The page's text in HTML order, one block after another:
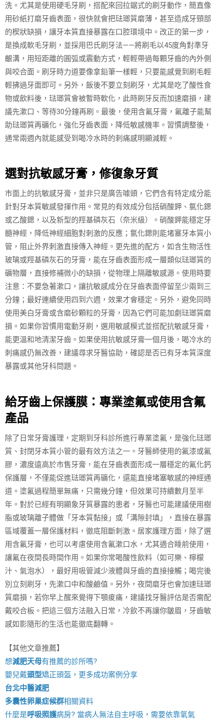
洗。尤其是使用硬毛牙刷，搭配來回拉鋸式的刷牙動作，簡直像
用砂紙打磨牙齒表面，很快就會把琺瑯質磨薄，甚至造成牙頸部
的楔狀缺損，讓牙本質直接暴露在口腔環境中。改正的第一步，
是換成軟毛牙刷，並採用巴氏刷牙法——將刷毛以45度角對準牙
齦溝，用短距離的圓弧或震動方式，輕輕帶過每顆牙齒的內外側
與咬合面。刷牙時力道要像拿鉛筆一樣輕，只要能感覺到刷毛輕
輕拂過牙面即可。另外，飯後不要立刻刷牙，尤其是吃了酸性食
物或飲料後，琺瑯質會被暫時軟化，此時刷牙反而加速磨損，建
議先漱口、等待30分鐘再刷。最後，使用含氟牙膏，氟離子能幫
助琺瑯質再礦化，強化牙齒表面，降低敏感機率。習慣調整後，
通常兩週內就能感受到喝冷水時的刺痛感明顯減輕。
選對抗敏感牙膏，修復象牙質
市面上的抗敏感牙膏，並非只是廣告噱頭，它們含有特定成分能
針對牙本質敏感發揮作用。常見的有效成分包括硝酸鉀、氯化鍶
或乙酸鍶，以及新型的羥基磷灰石（奈米級）。硝酸鉀能穩定牙
髓神經，降低神經細胞對刺激的反應；氯化鍶則能堵塞牙本質小
管，阻止外界刺激直接傳入神經。更先進的配方，如含生物活性
玻璃或羥基磷灰石的牙膏，能在牙齒表面形成一層類似琺瑯質的
礦物層，直接修補微小的缺損，從物理上隔離敏感源。使用時要
注意：不要急著漱口，讓抗敏感成分在牙齒表面停留至少兩到三
分鐘；最好連續使用四到六週，效果才會穩定。另外，避免同時
使用美白牙膏或含磨砂顆粒的牙膏，因為它們可能加劇琺瑯質磨
損。如果你習慣用電動牙刷，選用敏感模式並搭配抗敏感牙膏，
能更溫和地清潔牙齒。如果使用抗敏感牙膏一個月後，喝冷水的
刺痛感仍無改善，建議尋求牙醫協助，確認是否已有牙本質深度
暴露或其他牙科問題。
給牙齒上保護膜：專業塗氟或使用含氟
產品
除了日常牙膏護理，定期到牙科診所進行專業塗氟，是強化琺瑯
質、封閉牙本質小管的最有效方法之一。牙醫師使用的氟漆或氟
膠，濃度遠高於市售牙膏，能在牙齒表面形成一層穩定的氟化鈣
保護層，不僅能促進琺瑯質再礦化，還能直接堵塞敏感的神經通
道。塗氟過程簡單無痛，只需幾分鐘，但效果可持續數月至半
年。對於已經有明顯象牙質暴露的患者，牙醫也可能建議使用樹
脂或玻璃離子體做「牙本質黏接」或「溝隙封填」，直接在暴露
區域覆蓋一層保護材料，徹底阻斷刺激。居家護理方面，除了選
用含氟牙膏，也可以考慮使用含氟漱口水，尤其適合睡前使用，
讓氟在夜間長時間作用。如果你常喝酸性飲料（如可樂、檸檬
汁、氣泡水），最好用吸管減少液體與牙齒的直接接觸；喝完後
別立刻刷牙，先漱口中和酸鹼值。另外，夜間磨牙也會加速琺瑯
質磨損，若你早上醒來覺得下顎痠痛，建議找牙醫評估是否需配
戴咬合板。把這三個方法融入日常，冷飲不再讓你皺眉，牙齒敏
感如影隨形的生活也能徹底翻轉。
【其他文章推薦】
想減肥天母有推薦的診所嗎?
嬰兒戴頭型矯正頭盔，更多成功案例分享
台北中醫減肥
多囊性卵巢症候群相關資料
什麼是呼吸照護病房? 當病人無法自主呼吸，需要依靠氧氣